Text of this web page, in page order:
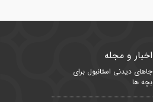
اخبار و مجله
جاهای دیدنی استانبول برای
بچه ها